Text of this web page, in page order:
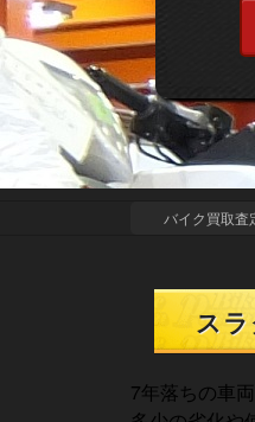
バイク買取査
ス
7年落ちの車